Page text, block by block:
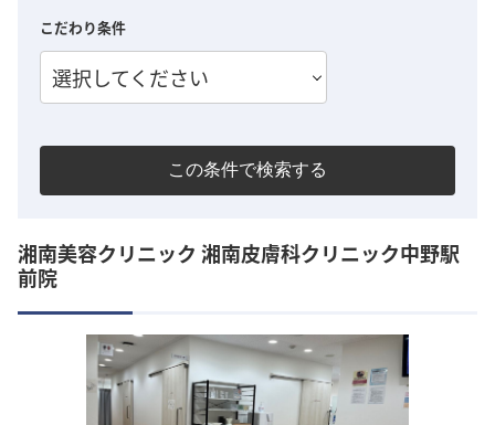
こだわり条件
選択してください
この条件で検索する
湘南美容クリニック 湘南皮膚科クリニック中野駅
前院